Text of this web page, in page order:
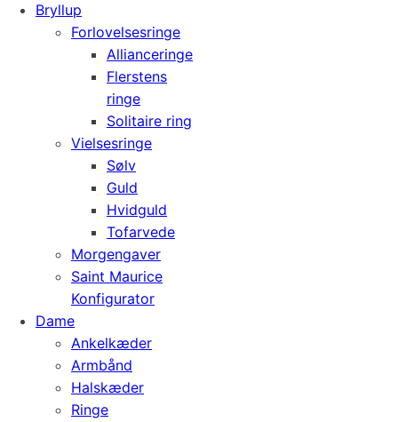
Bryllup
Forlovelsesringe
Allianceringe
Flerstens
ringe
Solitaire ring
Vielsesringe
Sølv
Guld
Hvidguld
Tofarvede
Morgengaver
Saint Maurice
Konfigurator
Dame
Ankelkæder
Armbånd
Halskæder
Ringe